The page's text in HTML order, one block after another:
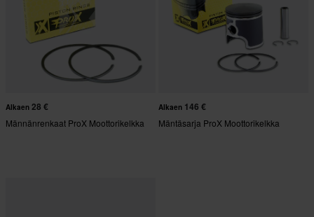
Alkaen 28 €
Männänrenkaat ProX Moottorikelkka
Alkaen 146 €
Mäntäsarja ProX Moottorikelkka